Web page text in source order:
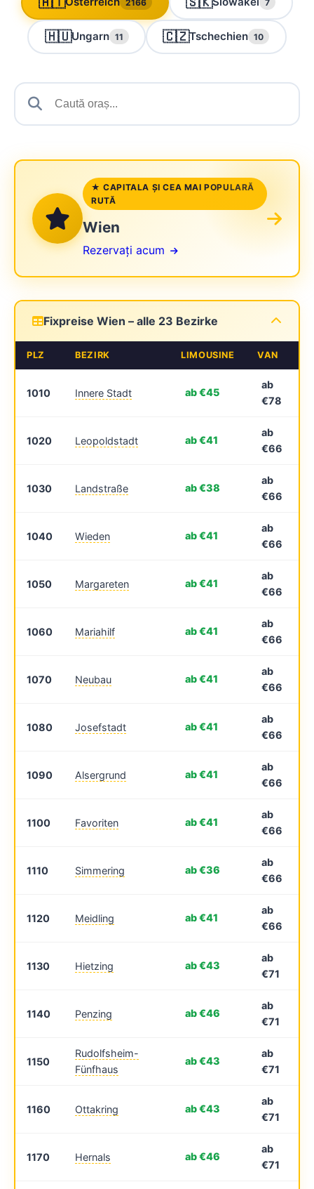
2166 7
🇭🇺Ungarn 11 🇨🇿Tschechien 10
★ CAPITALA ȘI CEA MAI POPULARĂ
RUTĂ
Wien
Rezervați acum
Fixpreise Wien – alle 23 Bezirke
PLZ BEZIRK LIMOUSINE VAN
1010 Innere Stadt ab €45
ab
€78
1020 Leopoldstadt ab €41
ab
€66
1030 Landstraße ab €38
ab
€66
1040 Wieden ab €41
ab
€66
1050 Margareten ab €41
ab
€66
1060 Mariahilf ab €41
ab
€66
1070 Neubau ab €41
ab
€66
1080 Josefstadt ab €41
ab
€66
1090 Alsergrund ab €41
ab
€66
1100 Favoriten ab €41
ab
€66
1110 Simmering ab €36
ab
€66
1120 Meidling ab €41
ab
€66
1130 Hietzing ab €43
ab
€71
1140 Penzing ab €46
ab
€71
1150
Rudolfsheim-
Fünfhaus
ab €43
ab
€71
1160 Ottakring ab €43
ab
€71
1170 Hernals ab €46
ab
€71